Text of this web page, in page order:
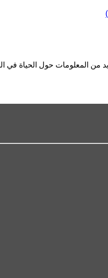
من المعلومات حول الحياة في